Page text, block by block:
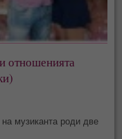
отношенията
музиканта роди две